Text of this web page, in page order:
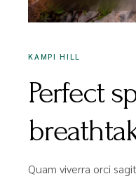
KAMPI HILL
Perfect
Quam viverra orci